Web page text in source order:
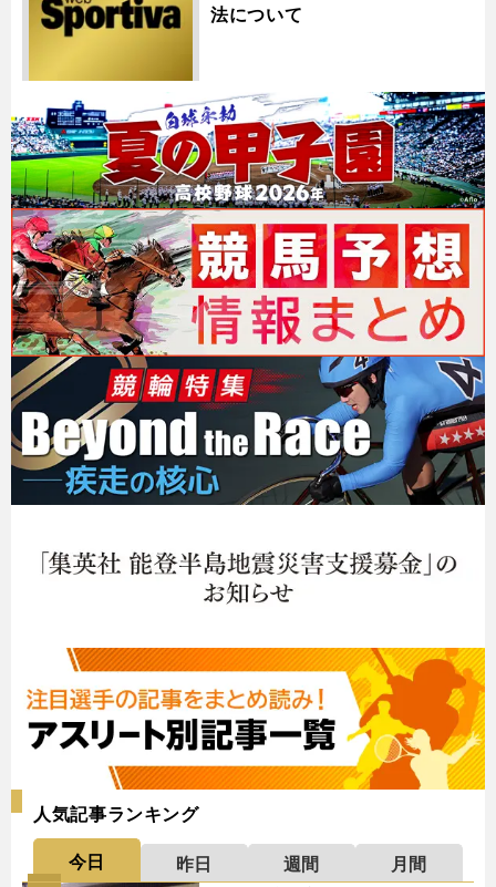
法について
人気記事ランキング
今日 昨日 週間
月間